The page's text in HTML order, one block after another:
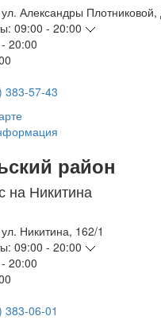
ул. Александры
09:00 - 20:00
20:00
383-57-43
район
на Никитина
ул. Никитина, 162/1
09:00 - 20:00
20:00
383-06-01